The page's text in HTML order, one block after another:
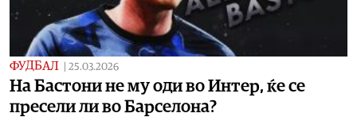
ФУДБАЛ 25.03.2026
На Бастони не му оди во Интер, ќе се
пресели ли во Барселона?